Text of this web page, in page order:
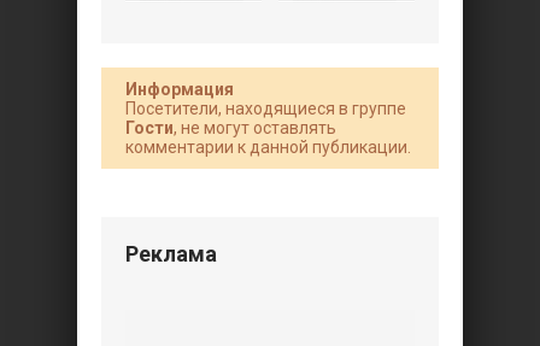
Информация
Посетители, находящиеся в группе
Гости, не могут оставлять
комментарии к данной публикации.
Реклама